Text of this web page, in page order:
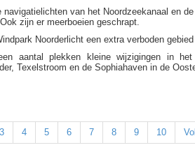
navigatielichten van het Noordzeekanaal en de
zijn er meerboeien geschrapt.
Noorderlicht een extra verboden
aantal plekken kleine wijzigingen in
Texelstroom en de Sophiahaven in de
3 4 5 6 7 8 9 10